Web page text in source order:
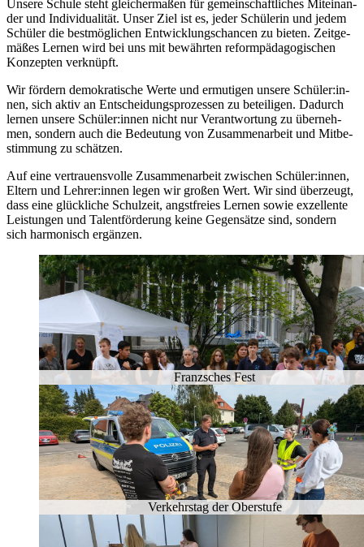
Un­se­re Schu­le steht glei­cher­ma­ßen für ge­mein­schaft­li­ches Mit­ein­an­
der und In­di­vi­dua­li­tät. Un­ser Ziel ist es, je­der Schü­le­rin und je­dem
Schü­ler die best­mög­li­chen Ent­wick­lungs­chan­cen zu bie­ten. Zeit­ge­
mä­ßes Ler­nen wird bei uns mit be­währ­ten re­form­päd­ago­gi­schen
Kon­zep­ten ver­knüpft.
Wir för­dern de­mo­kra­ti­sche Wer­te und er­mu­ti­gen un­se­re Schü­ler:in­
nen, sich ak­tiv an Ent­schei­dungs­pro­zes­sen zu be­tei­li­gen. Da­durch
ler­nen un­se­re Schü­ler:in­nen nicht nur Ver­ant­wor­tung zu über­neh­
men, son­dern auch die Be­deu­tung von Zu­sam­men­ar­beit und Mit­be­
stim­mung zu schät­zen.
Auf eine ver­trau­ens­vol­le Zu­sam­men­ar­beit zwi­schen Schü­ler:in­nen,
El­tern und Leh­rer:in­nen le­gen wir gro­ßen Wert. Wir sind über­zeugt,
dass eine glück­li­che Schul­zeit, angst­frei­es Ler­nen so­wie ex­zel­len­te
Leis­tun­gen und Ta­lent­för­de­rung kei­ne Ge­gen­sät­ze sind, son­dern
sich har­mo­nisch er­gän­zen.
Franz­sches Fest
Ver­kehrs­tag der Ober­stu­fe